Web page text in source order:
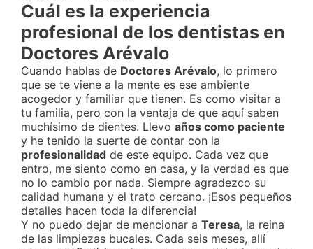
Cuál es la experiencia
profesional de los dentistas en
Doctores Arévalo
Cuando hablas de Doctores Arévalo, lo primero
que se te viene a la mente es ese ambiente
acogedor y familiar que tienen. Es como visitar a
tu familia, pero con la ventaja de que aquí saben
muchísimo de dientes. Llevo años como paciente
y he tenido la suerte de contar con la
profesionalidad de este equipo. Cada vez que
entro, me siento como en casa, y la verdad es que
no lo cambio por nada. Siempre agradezco su
calidad humana y el trato cercano. ¡Esos pequeños
detalles hacen toda la diferencia!
Y no puedo dejar de mencionar a Teresa, la reina
de las limpiezas bucales. Cada seis meses, allí